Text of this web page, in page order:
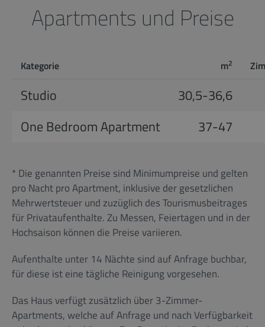
Apartments und Preise
Kategorie m2
Studio
30,5-36,6
One Bedroom Apartment
37-47
* Die genannten Preise sind Minimumpreise und gelten
pro Nacht pro Apartment, inklusive der gesetzlichen
Mehrwertsteuer und zuzüglich des Tourismusbeitrages
für Privataufenthalte. Zu Messen, Feiertagen und in der
Hochsaison können die Preise variieren.
Aufenthalte unter 14 Nächte sind auf Anfrage buchbar,
für diese ist eine tägliche Reinigung vorgesehen.
Das Haus verfügt zusätzlich über 3-Zimmer-
Apartments, welche auf Anfrage und nach Verfügbarkeit